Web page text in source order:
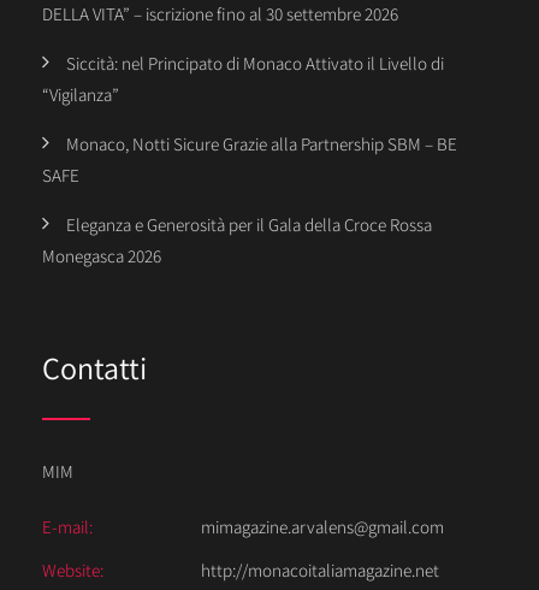
DELLA VITA” – iscrizione fino al 30 settembre 2026
Siccità: nel Principato di Monaco Attivato il Livello di
“Vigilanza”
Monaco, Notti Sicure Grazie alla Partnership SBM – BE
SAFE
Eleganza e Generosità per il Gala della Croce Rossa
Monegasca 2026
Contatti
MIM
E-mail:
mimagazine.arvalens@gmail.com
Website:
http://monacoitaliamagazine.net